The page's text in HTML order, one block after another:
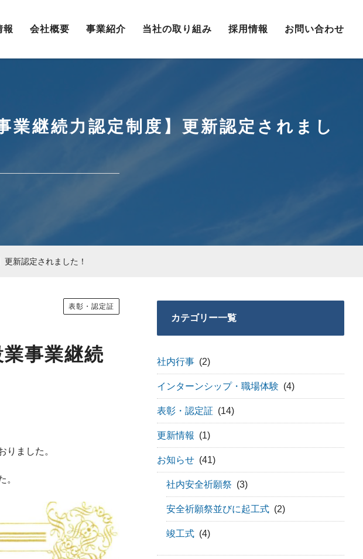
報 会社概要 事業紹介 当社の取り組み 採用情報 お問い合わせ
業継続力認定制度】更新認定されまし
新認定されました！
表彰・認定証
事業継続
りました。
。
カテゴリー一覧
社内行事 (2)
インターンシップ・職場体験 (4)
表彰・認定証 (14)
更新情報 (1)
お知らせ (41)
社内安全祈願祭 (3)
安全祈願祭並びに起工式 (2)
竣工式 (4)